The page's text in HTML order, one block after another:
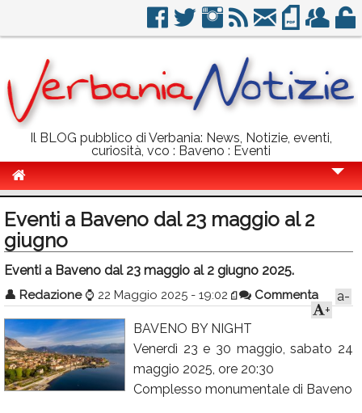
Il BLOG pubblico di Verbania: News, Notizie, eventi,
curiosità, vco : Baveno : Eventi
Politica
Sport
Eventi
Info Utili
Rubriche
Calendario
Eventi a Baveno dal 23 maggio al 2
giugno
Eventi a Baveno dal 23 maggio al 2 giugno 2025.
👤 Redazione ⌚ 22 Maggio 2025 - 19:02 Commenta
a-
+
BAVENO BY NIGHT
Venerdì 23 e 30 maggio, sabato 24
maggio 2025, ore 20:30
Complesso monumentale di Baveno